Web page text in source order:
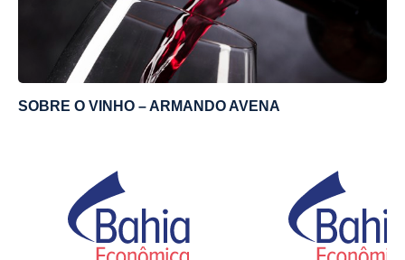
SOBRE O VINHO – ARMANDO AVENA